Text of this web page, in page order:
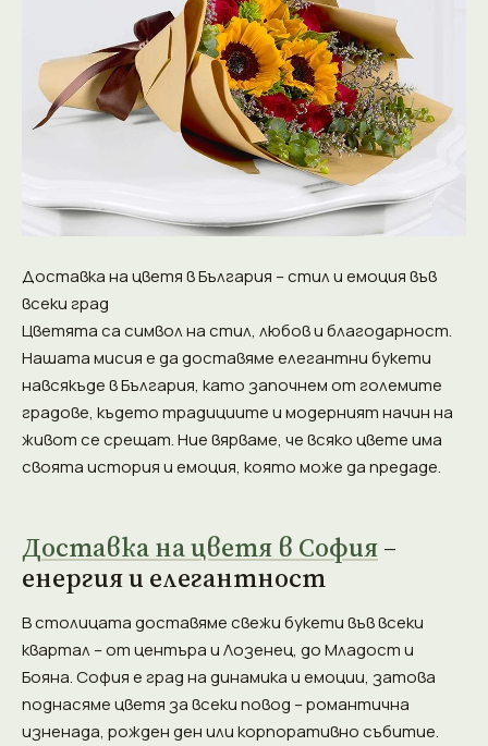
Доставка на цветя в България – стил и емоция във
всеки град
Цветята са символ на стил, любов и благодарност.
Нашата мисия е да доставяме елегантни букети
навсякъде в България, като започнем от големите
градове, където традициите и модерният начин на
живот се срещат. Ние вярваме, че всяко цвете има
своята история и емоция, която може да предаде.
Доставка на цветя в София–
енергия и елегантност
В столицата доставяме свежи букети във всеки
квартал – от центъра и Лозенец, до Младост и
Бояна. София е град на динамика и емоции, затова
поднасяме цветя за всеки повод – романтична
изненада, рожден ден или корпоративно събитие.